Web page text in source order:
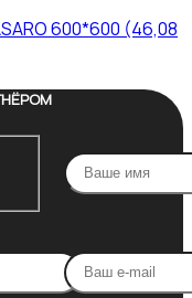
600*600 (46,08